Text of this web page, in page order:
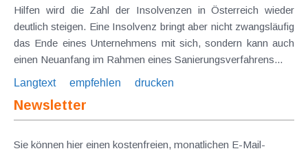
Hilfen wird die Zahl der Insolvenzen in Österreich wieder
deutlich steigen. Eine Insolvenz bringt aber nicht zwangsläufig
das Ende eines Unternehmens mit sich, sondern kann auch
einen Neuanfang im Rahmen eines Sanierungsverfahrens...
Langtext
empfehlen drucken
Newsletter
Sie können hier einen kostenfreien, monatlichen E-Mail-